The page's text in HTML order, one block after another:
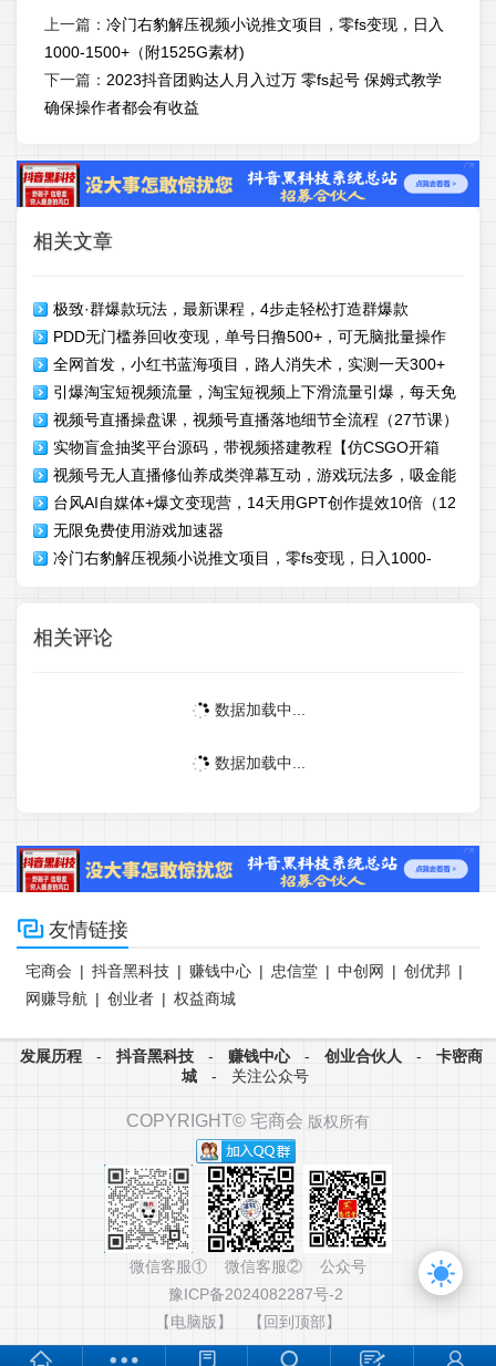
上一篇： 冷门右豹解压视频小说推文项目，零fs变现，日入
1000-1500+（附1525G素材)
下一篇： 2023抖音团购达人月入过万 零fs起号 保姆式教学
确保操作者都会有收益
相关文章
极致·群爆款玩法，最新课程，4步走轻松打造群爆款
PDD无门槛券回收变现，单号日撸500+，可无脑批量操作
全网首发，小红书蓝海项目，路人消失术，实测一天300+
（教程+工具）
引爆淘宝短视频流量，淘宝短视频上下滑流量引爆，每天免
费获取大几万高转化
视频号直播操盘课，视频号直播落地细节全流程（27节课）
实物盲盒抽奖平台源码，带视频搭建教程【仿CSGO开箱
UI】
视频号无人直播修仙养成类弹幕互动，游戏玩法多，吸金能
力强，自带流量加成
台风AI自媒体+爆文变现营，14天用GPT创作提效10倍（12
节课）
无限免费使用游戏加速器
冷门右豹解压视频小说推文项目，零fs变现，日入1000-
1500+（附1525G素材)
相关评论
数据加载中...
数据加载中...
 友情链接
宅商会 | 抖音黑科技 | 赚钱中心 | 忠信堂 | 中创网 | 创优邦 |
网赚导航 | 创业者 | 权益商城
发展历程 - 抖音黑科技 - 赚钱中心 - 创业合伙人 -
卡密商
城
- 关注公众号
COPYRIGHT© 宅商会 版权所有
微信客服① 微信客服② 公众号
豫ICP备2024082287号-2
【电脑版】
【回到顶部】